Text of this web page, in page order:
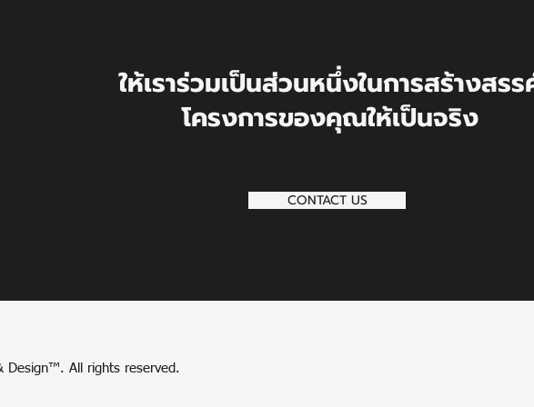
ให้เราร่วมเป็นส่วนหนึ่งในการสร้างสร
โครงการของคุณให้เป็นจริง
CONTACT US
Design™. All rights reserved.